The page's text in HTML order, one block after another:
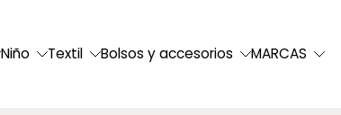
Niño Textil Bolsos y accesorios MARCAS